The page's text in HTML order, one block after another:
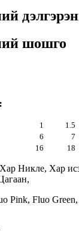
шошго
1 1.5
6 7
16 18
Никле, Хар
Pink, Fluo